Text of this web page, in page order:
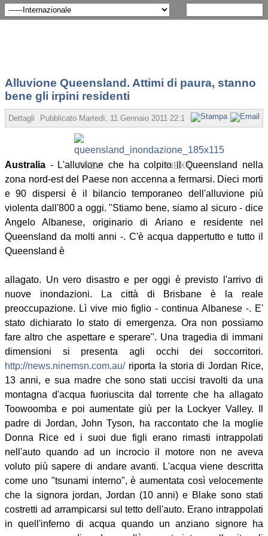
Alluvione Queensland. Attimi di paura, stanno
bene gli irpini residenti
Dettagli Pubblicato Martedì, 11 Gennaio 2011 22:16 Scritto da Angelo
PREV NEXT
Australia - L'alluvione che ha colpito il Queensland nella
zona nord-est del Paese non accenna a fermarsi. Dieci morti
e 90 dispersi è il bilancio temporaneo dell'alluvione più
violenta dall'800 a oggi. "Stiamo bene, siamo al sicuro - dice
Angelo Albanese, originario di Ariano e residente nel
Queensland da molti anni -. C'è acqua dappertutto e tutto il
Queensland è
allagato. Un vero disastro e per oggi è previsto l'arrivo di
nuove inondazioni. La città di Brisbane è la reale
preoccupazione. Lì vive mio figlio - continua Albanese -. E'
stato dichiarato lo stato di emergenza. Ora non possiamo
fare altro che aspettare e sperare". Una tragedia di immani
dimensioni si presenta agli occhi dei soccorritori.
http://news.ninemsn.com.au/riporta la storia di Jordan Rice,
13 anni, e sua madre che sono stati uccisi travolti da una
montagna d'acqua fuoriuscita dal torrente che ha allagato
Toowoomba e poi aumentate giù per la Lockyer Valley. Il
padre di Jordan, John Tyson, ha raccontato che la moglie
Donna Rice ed i suoi due figli erano rimasti intrappolati
nell'auto quando ad un incrocio il motore non ne aveva
voluto più sapere di andare avanti. L'acqua viene descritta
come uno "tsunami interno", è aumentata così velocemente
che la signora jordan, Jordan (10 anni) e Blake sono stati
costretti ad arrampicarsi sul tetto dell'auto. Erano intrappolati
in quell'inferno di acqua quando un anziano signore ha